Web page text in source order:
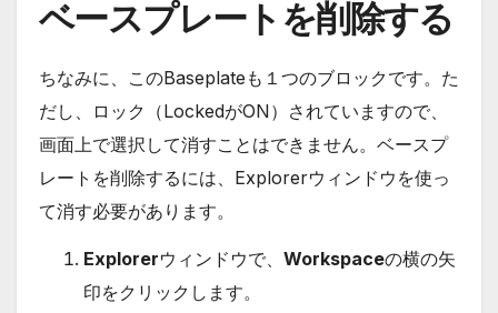
ベースプレートを削除する
ちなみに、このBaseplateも１つのブロックです。た
だし、ロック（LockedがON）されていますので、
画面上で選択して消すことはできません。ベースプ
レートを削除するには、Explorerウィンドウを使っ
て消す必要があります。
Explorerウィンドウで、 Workspaceの横の矢
印をクリックします。